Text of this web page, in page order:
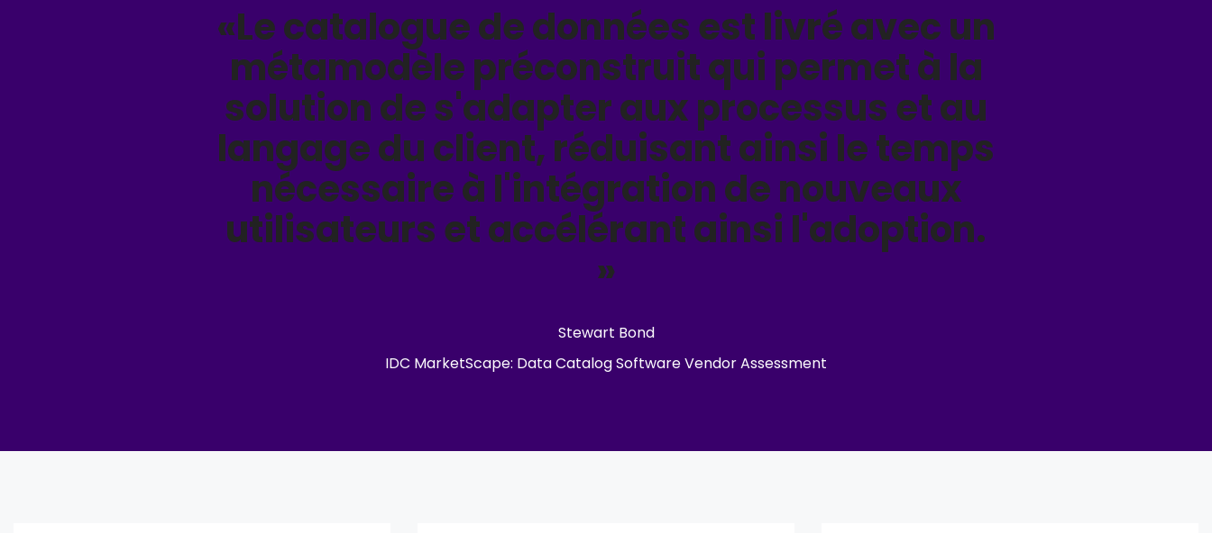
«Le catalogue de données est livré avec un
métamodèle préconstruit qui permet à la
solution de s'adapter aux processus et au
langage du client, réduisant ainsi le temps
nécessaire à l'intégration de nouveaux
utilisateurs et accélérant ainsi l'adoption.
»
Stewart Bond
IDC MarketScape: Data Catalog Software Vendor Assessment